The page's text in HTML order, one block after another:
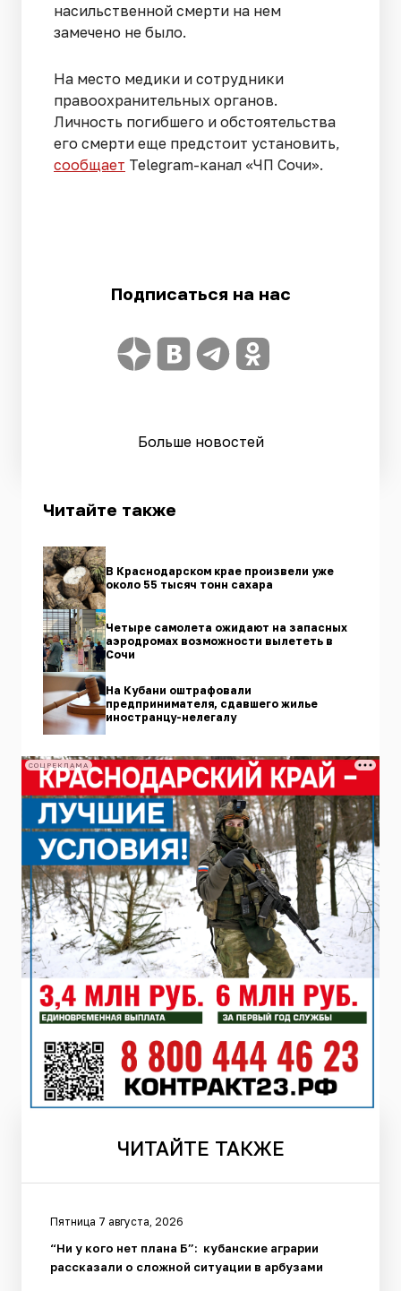
насильственной смерти на нем
замечено не было.
На место медики и сотрудники
правоохранительных органов.
Личность погибшего и обстоятельства
его смерти еще предстоит установить,
сообщает Telegram-канал «ЧП Сочи».
Подписаться на нас
Больше новостей
Читайте также
В Краснодарском крае произвели уже
около 55 тысяч тонн сахара
Четыре самолета ожидают на запасных
аэродромах возможности вылететь в
Сочи
На Кубани оштрафовали
предпринимателя, сдавшего жилье
иностранцу-нелегалу
СОЦРЕКЛАМА
ЧИТАЙТЕ ТАКЖЕ
Пятница 7 августа, 2026
“Ни у кого нет плана Б”: кубанские аграрии
рассказали о сложной ситуации в арбузами